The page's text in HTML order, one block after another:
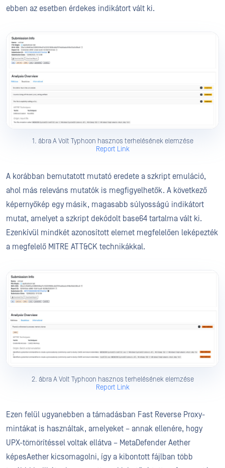
ebben az esetben érdekes indikátort vált ki.
1. ábra A Volt Typhoon hasznos terhelésének elemzése
Report Link
A korábban bemutatott mutató eredete a szkript emuláció,
ahol más releváns mutatók is megfigyelhetők. A következő
képernyőkép egy másik, magasabb súlyosságú indikátort
mutat, amelyet a szkript dekódolt base64 tartalma vált ki.
Ezenkívül mindkét azonosított elemet megfelelően leképezték
a megfelelő MITRE ATT&CK technikákkal.
2. ábra A Volt Typhoon hasznos terhelésének elemzése
Report Link
Ezen felül ugyanebben a támadásban Fast Reverse Proxy-
mintákat is használtak, amelyeket – annak ellenére, hogy
UPX-tömörítéssel voltak ellátva – MetaDefender Aether
képesAether kicsomagolni, így a kibontott fájlban több